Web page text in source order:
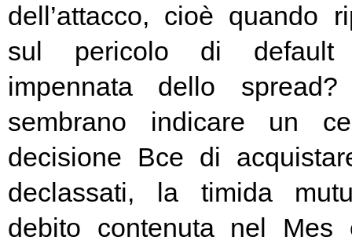
dell’attacco, cioè quando
sul pericolo di default
impennata dello
sembrano indicare un
decisione Bce di
declassati, la timida
debito contenuta nel Mes